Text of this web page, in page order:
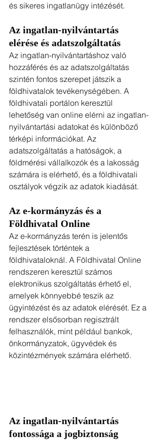
és sikeres ingatlanügy intézését.
Az ingatlan-nyilvántartás
elérése és adatszolgáltatás
Az ingatlan-nyilvántartáshoz való
hozzáférés és az adatszolgáltatás
szintén fontos szerepet játszik a
földhivatalok tevékenységében. A
földhivatali portálon keresztül
lehetőség van online elérni az ingatlan-
nyilvántartási adatokat és különböző
térképi információkat. Az
adatszolgáltatás a hatóságok, a
földmérési vállalkozók és a lakosság
számára is elérhető, és a földhivatali
osztályok végzik az adatok kiadását.
Az e-kormányzás és a
Földhivatal Online
Az e-kormányzás terén is jelentős
fejlesztések történtek a
földhivataloknál. A Földhivatal Online
rendszeren keresztül számos
elektronikus szolgáltatás érhető el,
amelyek könnyebbé teszik az
ügyintézést és az adatok elérését. Ez a
rendszer elsősorban regisztrált
felhasználók, mint például bankok,
önkormányzatok, ügyvédek és
közintézmények számára elérhető.
Az ingatlan-nyilvántartás
fontossága a jogbiztonság